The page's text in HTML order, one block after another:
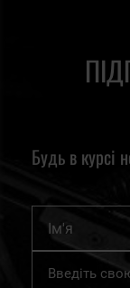
Будь в курсі
Підпишіться